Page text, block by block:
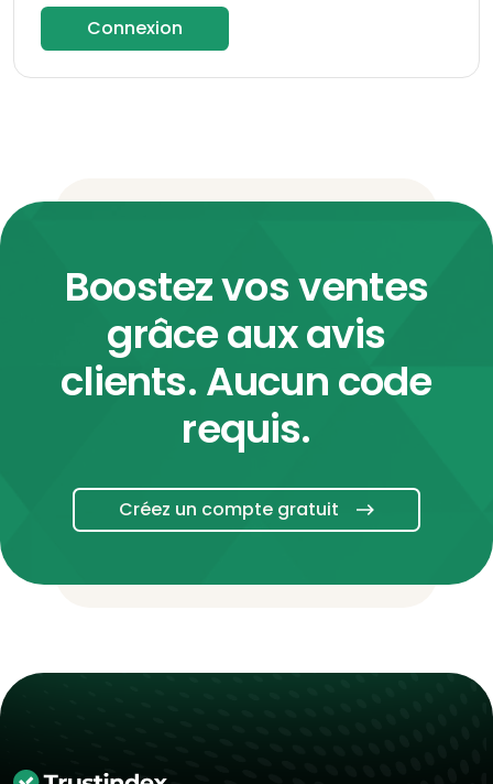
Connexion
Boostez vos ventes
grâce aux avis
clients. Aucun code
requis.
Créez un compte gratuit